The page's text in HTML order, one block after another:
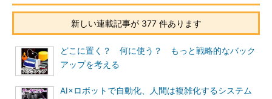
新しい連載記事が 377 件あります
どこに置く？ 何に使う？ もっと戦略的なバック
アップを考える
AI×ロボットで自動化、人間は複雑化するシステム